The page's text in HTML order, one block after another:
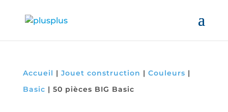
Accueil | Jouet construction | Couleurs |
Basic | 50 pièces BIG Basic